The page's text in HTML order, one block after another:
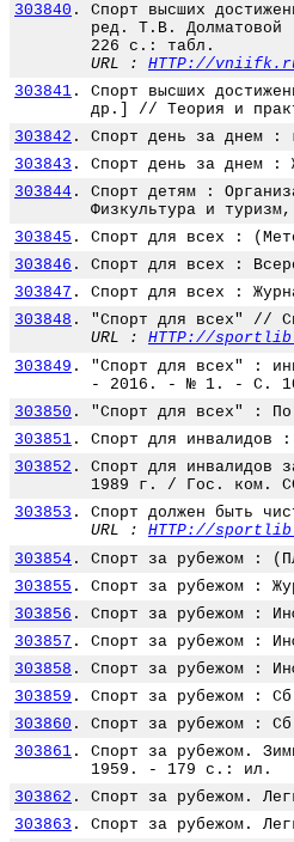
303840 .
Спорт высших
ред. Т.В.
226 с.: табл.
URL : HTTP://vniifk.ru/
303841 .
Спорт высших
др.] // Теория и
303842 . Спорт день за днем :
303843 . Спорт день за днем :
303844 .
Спорт детям :
Физкультура и
303845 . Спорт для всех :
303846 . Спорт для всех :
303847 . Спорт для всех :
303848 .
"Спорт для всех" //
URL : HTTP://
303849 .
"Спорт для всех" :
- 2016. - № 1. - С.
303850 . "Спорт для всех" :
303851 . Спорт для
303852 .
Спорт для инвалидов
1989 г. / Гос. ком.
303853 .
Спорт должен быть
URL : HTTP://
303854 . Спорт за рубежом :
303855 . Спорт за рубежом :
303856 . Спорт за рубежом :
303857 . Спорт за рубежом :
303858 . Спорт за рубежом :
303859 . Спорт за рубежом :
303860 . Спорт за рубежом :
303861 .
Спорт за рубежом.
1959. - 179 с.: ил.
303862 . Спорт за рубежом.
303863 . Спорт за рубежом.